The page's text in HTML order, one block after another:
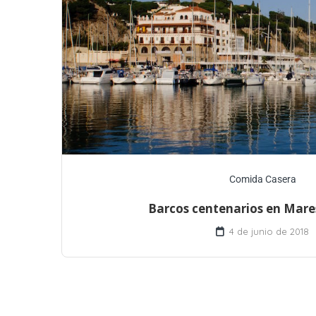
Comida Casera
Barcos centenarios en
4 de junio de 2018